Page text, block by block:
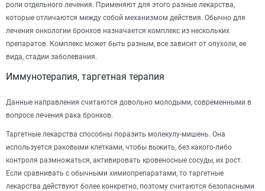
роли отдельного лечения. Применяют для этого разные лекарства,
которые отличаются между собой механизмом действия. Обычно для
лечения онкологии бронхов назначается комплекс из нескольких
препаратов. Комплекс может быть разным, все зависит от опухоли, ее
вида, стадии заболевания.
Иммунотерапия, таргетная терапия
Данные направления считаются довольно молодыми, современными в
вопросе лечения рака бронхов.
Таргетные лекарства способны поразить молекулу-мишень. Она
используется раковыми клетками, чтобы выжить, без какого-либо
контроля размножаться, активировать кровеносные сосуды, их рост.
Если сравнивать с обычными химиопрепаратами, то таргетные
лекарства действуют более конкретно, поэтому считаются безопасными